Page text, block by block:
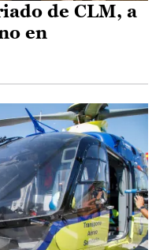
de CLM, a
en